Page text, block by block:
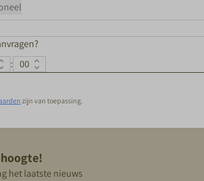
:
zijn van toepassing.
het laatste nieuws